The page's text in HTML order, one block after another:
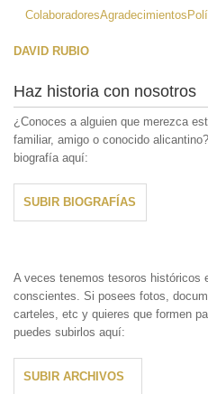
ColaboradoresAgradecimientos
DAVID RUBIO
Haz historia con nosotros
¿Conoces a alguien que merezca
familiar, amigo o conocido
biografía aquí:
SUBIR BIOGRAFÍAS
A veces tenemos tesoros históricos
conscientes. Si posees fotos,
carteles, etc y quieres que formen
puedes subirlos aquí:
SUBIR ARCHIVOS